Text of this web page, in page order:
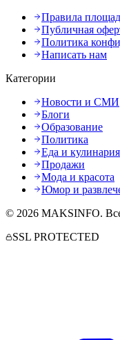
Правила
Публичная
Политика
Написать нам
Категории
Новости и СМИ
Блоги
Образование
Политика
Еда и кулинария
Продажи
Мода и красота
Юмор и
© 2026 MAKSINFO.
SSL PROTECTED